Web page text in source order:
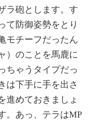
ラ砲とします。す
て防御姿勢をとり
モチーフだったん
）のことを馬鹿に
ちゃうタイプだっ
は下手に手を出さ
進めておきましょ
。あっ、テラはMP